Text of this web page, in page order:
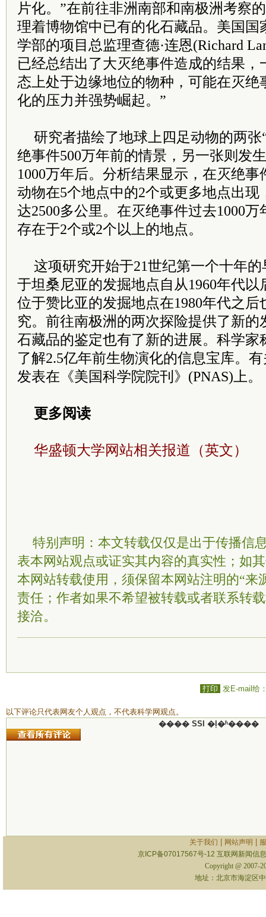
片化。”在前往非洲南部和南极洲考察
理着博物馆中已有的化石藏品。美国国
学部的项目总监理查德·连恩(Richard
已经总结出了大灭绝事件造成的结果，
态上处于边缘地位的物种，可能在灭绝
化的压力并强势崛起。”
研究者描绘了地球上四足动物的两张
绝事件500万年前的情景，另一张则发
1000万年后。分析结果显示，在灭绝事
动物在5个地点中的2个或更多地点出现
达2500多公里。在灭绝事件过去1000
存在于2个或2个以上的地点。
这项研究开始于21世纪第一个十年
于坦桑尼亚的发掘地点自从1960年代
位于赞比亚的发掘地点在1980年代之后
究。前往南极洲的两次探险提供了新的
石藏品的鉴定也有了新的进展。科学家
了解2.5亿年前生物演化的信息宝库。
发表在《美国科学院院刊》(PNAS)上。
更多阅读
华盛顿大学网站相关报道（英文）
特别声明：本文转载仅仅是出于传播信
表本网站观点或证实其内容的真实性；如
本网站转载使用，须保留本网站注明的“来
责任；作者如果不希望被转载或者联系转
接洽。
打印 发E-mail给
以下评论只代表网友个人观点，不代表科学网观点。
���� SSI �ļ�ʱ����
关于我们 网站声明
京ICP备07017567号-12 互联网新闻信
Copyright @ 2007-
地址：北京市海淀区